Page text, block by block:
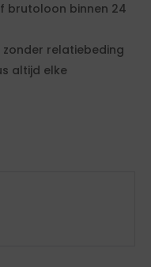
brutoloon binnen 24
zonder relatiebeding
altijd elke